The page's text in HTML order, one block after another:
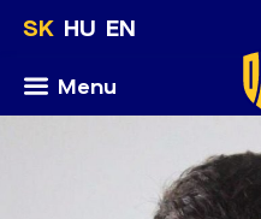
SK HU EN
Menu